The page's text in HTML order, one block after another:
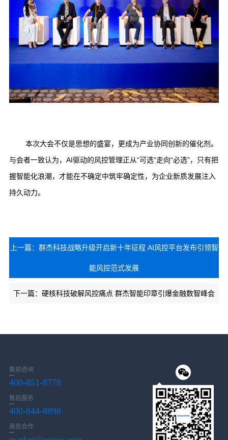
本次大会不仅是思想的盛宴，更成为产业协同创新的催化剂。
与会者一致认为，AI驱动的风控管理正从“可选”走向“必选”，只有把
握智能化浪潮，才能在不确定中筑牢确定性，为企业新质发展注入
持久动力。
上一篇：群杰科技战略升级开启新十年征程 AI风控平台发布引领智
能风控范式发展
下一篇：硬核科技破解风控痛点 群杰智能印章引爆金融数智峰会
售前咨询
400-851-8778
售后服务
400-844-8898
商务合作